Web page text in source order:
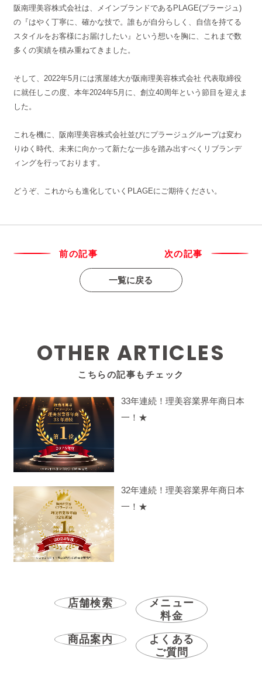
阪南理美容株式会社は、メインブランドであるPLAGE(プラージュ)
の『はやく丁寧に、確かな技で。誰もが自分らしく、自信を持てる
スタイルをお客様にお届けしたい』という想いを胸に、これまで数
多くの実績を積み重ねてきました。
そして、2022年5月には濱屋雄大が阪南理美容株式会社 代表取締役
に就任しこの度、本年2024年5月に、創立40周年という節目を迎えま
した。
これを機に、阪南理美容株式会社並びにプラージュグループは変わ
りゆく時代、未来に向かって新たな一歩を踏み出すべくリブランデ
ィングを行っております。
どうぞ、これからも進化していくPLAGEにご期待ください。
前の記事 次の記事
一覧に戻る
OTHER ARTICLES
こちらの記事もチェック
33年連続！理美容業界年商日本
一！★
32年連続！理美容業界年商日本
一！★
店舗検索
メニュー
料金
商品案内
よくある
ご質問